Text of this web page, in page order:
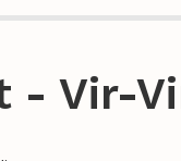
- Vir-